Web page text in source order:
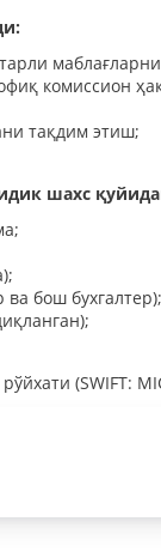
комиссион
тақдим этиш;
шахс
бош бухгалтер);
(SWIFT: